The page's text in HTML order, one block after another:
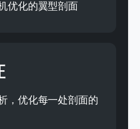
优化的翼型剖面
，优化每一处剖面的